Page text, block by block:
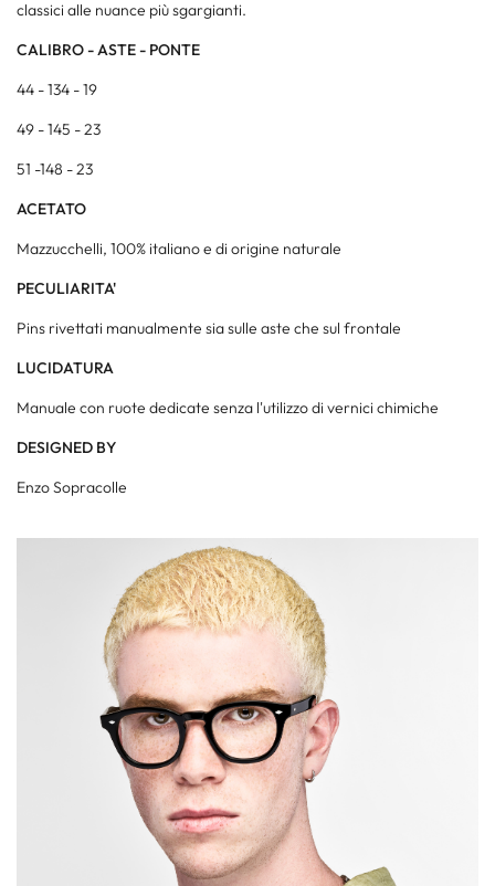
classici alle nuance più sgargianti.
CALIBRO - ASTE - PONTE
44 - 134 - 19
49 - 145 - 23
51 -148 - 23
ACETATO
Mazzucchelli, 100% italiano e di origine naturale
PECULIARITA'
Pins rivettati manualmente sia sulle aste che sul frontale
LUCIDATURA
Manuale con ruote dedicate senza l'utilizzo di vernici chimiche
DESIGNED BY
Enzo Sopracolle